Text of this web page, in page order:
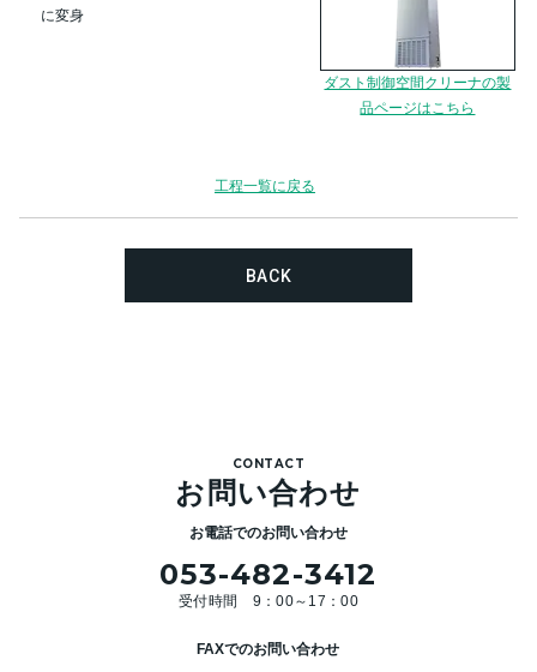
に変身
ダスト制御空間クリーナの製
品ページはこちら
工程一覧に戻る
BACK
CONTACT
お問い合わせ
お電話でのお問い合わせ
053-482-3412
受付時間 9：00～17：00
FAXでのお問い合わせ